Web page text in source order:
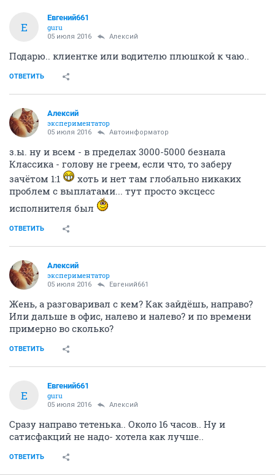
Е
Евгений661
guru
05 июля 2016 Алексий
Подарю.. клиентке или водителю плюшкой к чаю..
ОТВЕТИТЬ
Алексий
экспериментатор
05 июля 2016 Автоинформатор
з.ы. ну и всем - в пределах 3000-5000 безнала
Классика - голову не греем, если что, то заберу
зачётом 1:1
хоть и нет там глобально никаких
проблем с выплатами... тут просто эксцесс
исполнителя был
ОТВЕТИТЬ
Алексий
экспериментатор
05 июля 2016 Евгений661
Жень, а разговаривал с кем? Как зайдёшь, направо?
Или дальше в офис, налево и налево? и по времени
примерно во сколько?
ОТВЕТИТЬ
Е
Евгений661
guru
05 июля 2016 Алексий
Сразу направо тетенька.. Около 16 часов.. Ну и
сатисфакций не надо- хотела как лучше..
ОТВЕТИТЬ